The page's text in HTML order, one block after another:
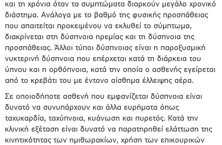
και τη χρόνια όταν τα συμπτώματα διαρκούν μεγάλο χρονικό
διάστημα. Ανάλογα με το βαθμό της φυσικής προσπάθειας
που απαιτείται προκειμένου να εκλυθεί το σύμπτωμα,
διακρίνεται στη δύσπνοια ηρεμίας και τη δύσπνοια της
προσπάθειας. Άλλοι τύποι δύσπνοιας είναι η παροξυσμική
νυκτερινή δύσπνοια που επέρχεται κατά τη διάρκεια του
ύπνου και η ορθόπνοια, κατά την οποία ο ασθενής εγείρεται
από το κρεβάτι του με έντονο αίσθημα έλλειψης αέρα.
Σε οποιοδήποτε ασθενή που εμφανίζεται δύσπνοια είναι
δυνατό να συνυπάρχουν και άλλα ευρήματα όπως
ταχυκαρδία, ταχύπνοια, κυάνωση και πυρετός. Κατά την
κλινική εξέταση είναι δυνατό να παρατηρηθεί ελάττωση της
κινητικότητας των ημιθωρακίων, χρήση των επικουρικών